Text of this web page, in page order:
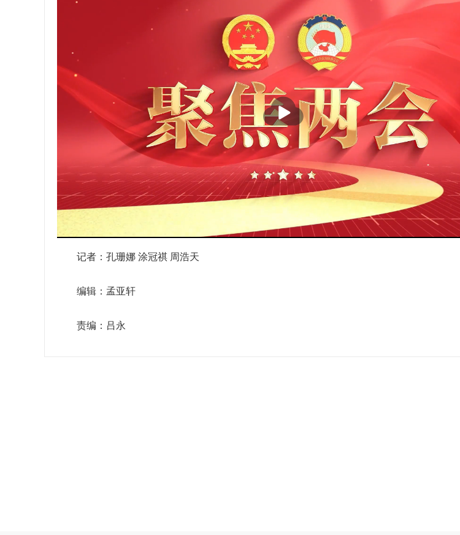
记者：孔珊娜 涂冠祺 周浩天
编辑：孟亚轩
责编：吕永